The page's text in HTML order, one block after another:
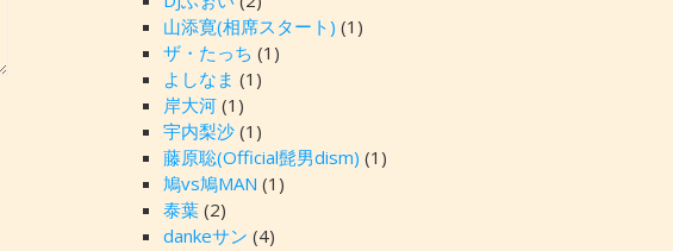
山添寛(相席スタート) (1)
ザ・たっち (1)
よしなま (1)
岸大河 (1)
宇内梨沙 (1)
藤原聡(Official髭男dism) (1)
鳩vs鳩MAN (1)
泰葉 (2)
dankeサン (4)